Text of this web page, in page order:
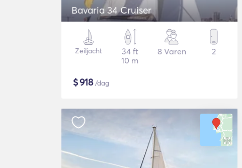
Bavaria 34 Cruiser
Zeiljacht
34 ft
10 m
8 Varen 2
$918/dag